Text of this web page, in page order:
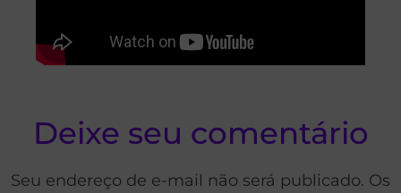
Deixe seu comentário
Seu endereço de e-mail não será publicado. Os